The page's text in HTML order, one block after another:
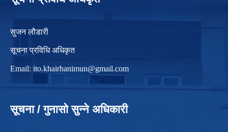
सुजन लौडारी
सूचना प्रविधि अधिकृत
Email: ito.khairhanimun@gmail.com
सूचना / गुनासो सुन्ने अधिकारी